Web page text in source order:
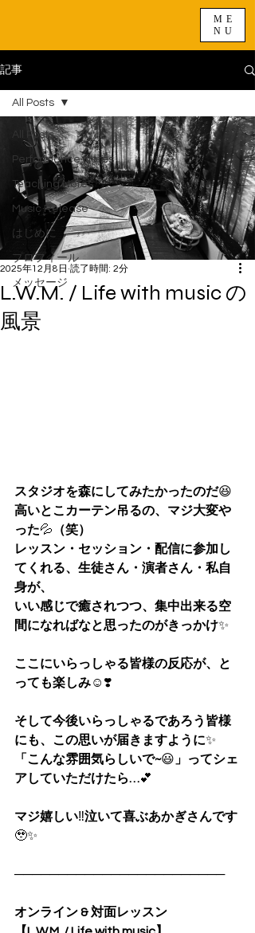
ME
NU
記事
All Posts
Performance Notes
Teaching Notes
Music Release
はじめに
プロフィール
メッセージ
All Posts
L.W.M. / Life with music の
風景
2025年12月8日 読了時間: 2分
スタジオを森にしてみたかったのだ😆
高いとこカーテン吊るの、マジ大変や
った💦 （笑）
レッスン・セッション・配信に参加し
てくれる、生徒さん・演者さん・私自
身が、
いい感じで癒されつつ、集中出来る空
間になればなと思ったのがきっかけ✨
ここにいらっしゃる皆様の反応が、と
っても楽しみ☺️❣️
そして今後いらっしゃるであろう皆様
にも、この思いが届きますように✨
「こんな雰囲気らしいで~😃 」ってシェ
アしていただけたら…💕
マジ嬉しい‼️泣いて喜ぶあかぎさんです
🥹✨
────────────────────────
オンライン & 対面レッスン